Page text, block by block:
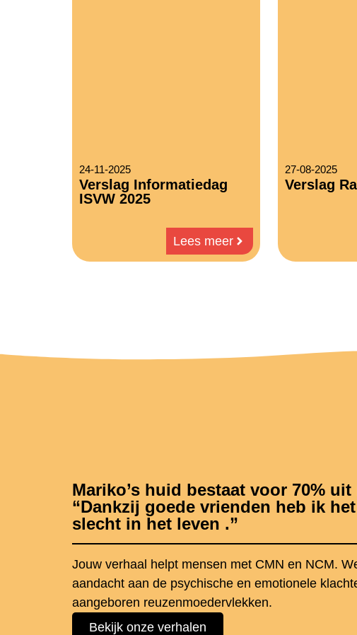
24-11-2025
Verslag Informatiedag
ISVW 2025
Lees meer
27-08-2025
Verslag
Mariko’s huid bestaat voor 70% uit
“Dankzij goede vrienden heb ik
slecht in het leven .”
Jouw verhaal helpt mensen met CMN en NCM.
aandacht aan de psychische en emotionele
aangeboren reuzenmoedervlekken.
Bekijk onze verhalen